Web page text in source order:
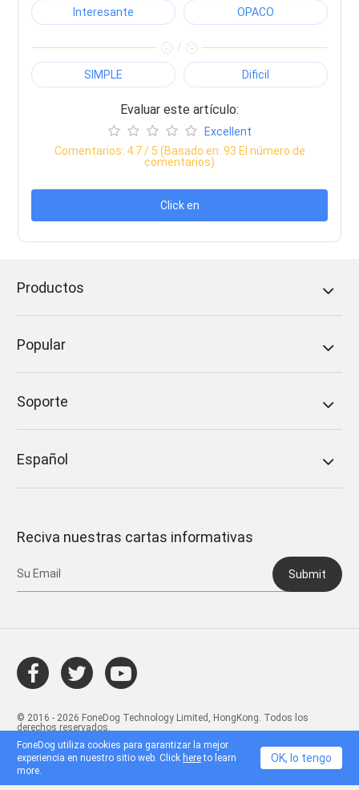
Interesante OPACO
/
SIMPLE Dificil
Evaluar este artículo:
Excellent
Comentarios: 4.7/ 5 (Basado en: 93 El número de
comentarios)
Click en
Productos
Popular
Soporte
Español
Reciva nuestras cartas informativas
Submit
© 2016 - 2026 FoneDog Technology Limited, HongKong. Todos los
derechos reservados.
FoneDog utiliza cookies para garantizar la mejor
experiencia en nuestro sitio web. Click hereto learn
more.
OK, lo tengo